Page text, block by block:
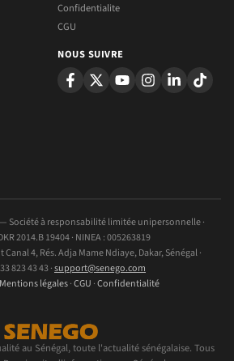
Confidentialite
CGU
NOUS SUIVRE
Société à responsabilité limitée unipersonnelle ·
2014.B 19404 · NINEA : 005263819
4, Rés. Adja Mame Ndiaye, Dakar, Sénégal ·
823 43 43 ·support@senego.com
Mentions légales·CGU ·Confidentialité
au Sénégal, toute l'actualité sénégalaise. Tous